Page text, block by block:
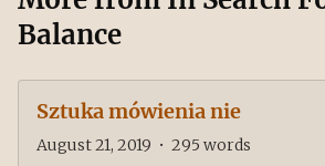
Balance
Sztuka mówienia nie
August 21, 2019 • 295 words